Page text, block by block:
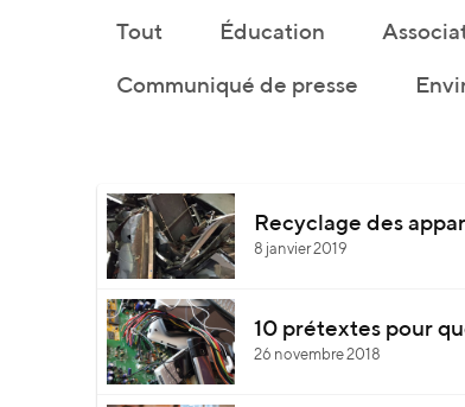
Tout Éducation
Communiqué de presse
8 janvier 2019
Recyclage des
26 novembre 2018
10 prétextes pour